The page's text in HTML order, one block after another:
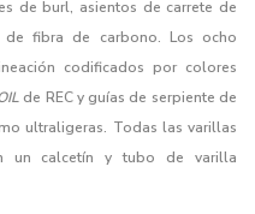
de burl, asientos de carrete de
de fibra de carbono. Los ocho
codificados por colores
de REC y guías de serpiente de
ultraligeras. Todas las varillas
un calcetín y tubo de varilla